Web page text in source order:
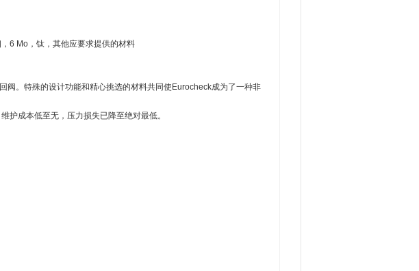
6 Mo，钛，其他应要求提供的材料
。特殊的设计功能和精心挑选的材料共同使Eurocheck成为了一种非
护成本低至无，压力损失已降至绝对最低。